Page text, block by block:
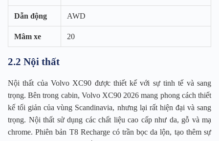
Dẫn động AWD
Mâm xe 20
2.2 Nội thất
Nội thất của Volvo XC90 được thiết kế với sự tinh tế và sang
trọng. Bên trong cabin, Volvo XC90 2026 mang phong cách thiết
kế tối giản của vùng Scandinavia, nhưng lại rất hiện đại và sang
trọng. Nội thất sử dụng các chất liệu cao cấp như da, gỗ và mạ
chrome. Phiên bản T8 Recharge có trần bọc da lộn, tạo thêm sự